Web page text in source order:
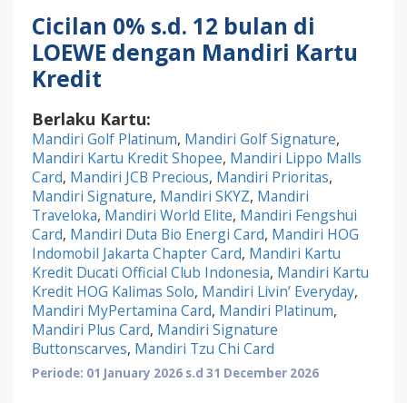
Cicilan 0% s.d. 12 bulan di
LOEWE dengan Mandiri Kartu
Kredit
Berlaku Kartu:
Mandiri Golf Platinum, Mandiri Golf Signature,
Mandiri Kartu Kredit Shopee, Mandiri Lippo Malls
Card, Mandiri JCB Precious, Mandiri Prioritas,
Mandiri Signature, Mandiri SKYZ, Mandiri
Traveloka, Mandiri World Elite, Mandiri Fengshui
Card, Mandiri Duta Bio Energi Card, Mandiri HOG
Indomobil Jakarta Chapter Card, Mandiri Kartu
Kredit Ducati Official Club Indonesia, Mandiri Kartu
Kredit HOG Kalimas Solo, Mandiri Livin’ Everyday,
Mandiri MyPertamina Card, Mandiri Platinum,
Mandiri Plus Card, Mandiri Signature
Buttonscarves, Mandiri Tzu Chi Card
Periode: 01 January 2026 s.d 31 December 2026